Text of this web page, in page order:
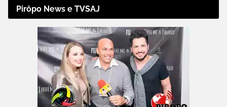
Pirôpo News e TVSAJ